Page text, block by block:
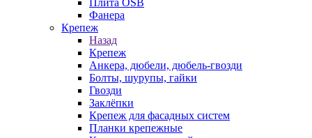
Фанера
Крепеж
Назад
Крепеж
Анкера, дюбели, дюбель-гвозди
Болты, шурупы, гайки
Гвозди
Заклёпки
Крепеж для фасадных систем
Планки крепежные